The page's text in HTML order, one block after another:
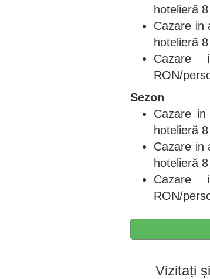
hotelieră
Cazare in
hotelieră
RON/
Sezon
Cazare
hotelieră
Cazare in
hotelieră
RON/
Vizitați